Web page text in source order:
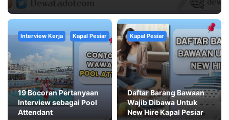
Interview Kerja Kapal Pesiar
19 Bocoran Pertanyaan
Interview sebagai Pool
Attendant
Kapal Pesiar
Daftar Barang Bawaan
Wajib Dibawa Untuk
New Hire Kapal Pesiar